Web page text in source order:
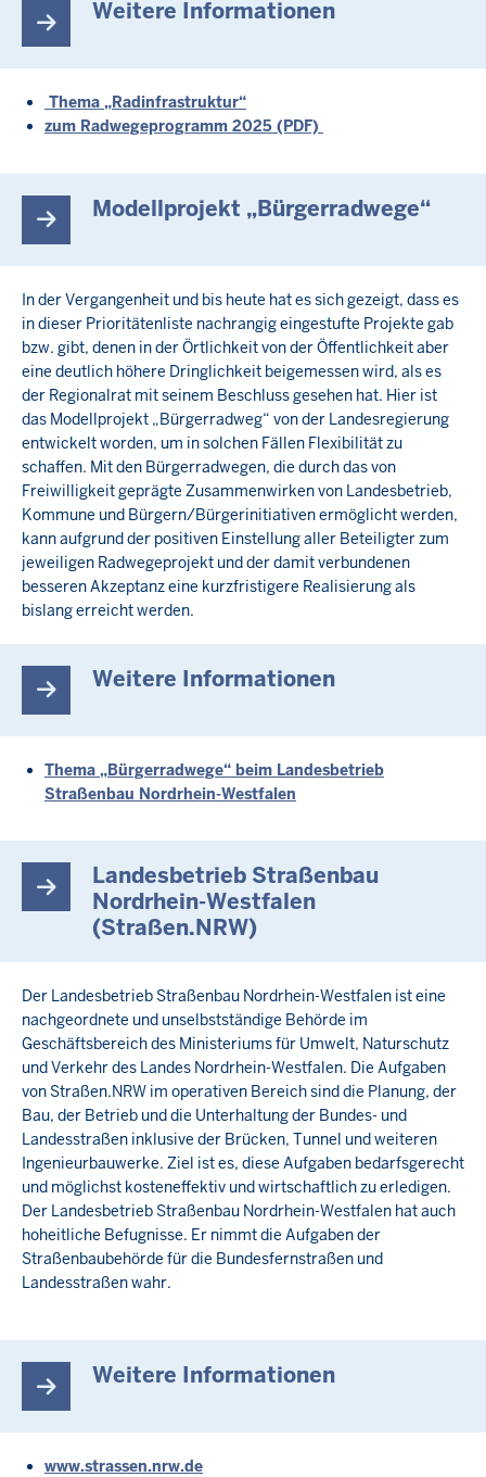
Weitere Informationen
Thema „Radinfrastruktur“
zum Radwegeprogramm 2025 (PDF)
Modellprojekt „Bürgerradwege“
In der Vergangenheit und bis heute hat es sich gezeigt, dass es
in dieser Prioritätenliste nachrangig eingestufte Projekte gab
bzw. gibt, denen in der Örtlichkeit von der Öffentlichkeit aber
eine deutlich höhere Dringlichkeit beigemessen wird, als es
der Regionalrat mit seinem Beschluss gesehen hat. Hier ist
das Modellprojekt „Bürgerradweg“ von der Landesregierung
entwickelt worden, um in solchen Fällen Flexibilität zu
schaffen. Mit den Bürgerradwegen, die durch das von
Freiwilligkeit geprägte Zusammenwirken von Landesbetrieb,
Kommune und Bürgern/Bürgerinitiativen ermöglicht werden,
kann aufgrund der positiven Einstellung aller Beteiligter zum
jeweiligen Radwegeprojekt und der damit verbundenen
besseren Akzeptanz eine kurzfristigere Realisierung als
bislang erreicht werden.
Weitere Informationen
Thema „Bürgerradwege“ beim Landesbetrieb
Straßenbau Nordrhein-Westfalen
Landesbetrieb Straßenbau
Nordrhein-Westfalen
(Straßen.NRW)
Der Landesbetrieb Straßenbau Nordrhein-Westfalen ist eine
nachgeordnete und unselbstständige Behörde im
Geschäftsbereich des Ministeriums für Umwelt, Naturschutz
und Verkehr des Landes Nordrhein-Westfalen. Die Aufgaben
von Straßen.NRW im operativen Bereich sind die Planung, der
Bau, der Betrieb und die Unterhaltung der Bundes- und
Landesstraßen inklusive der Brücken, Tunnel und weiteren
Ingenieurbauwerke. Ziel ist es, diese Aufgaben bedarfsgerecht
und möglichst kosteneffektiv und wirtschaftlich zu erledigen.
Der Landesbetrieb Straßenbau Nordrhein-Westfalen hat auch
hoheitliche Befugnisse. Er nimmt die Aufgaben der
Straßenbaubehörde für die Bundesfernstraßen und
Landesstraßen wahr.
Weitere Informationen
www.strassen.nrw.de